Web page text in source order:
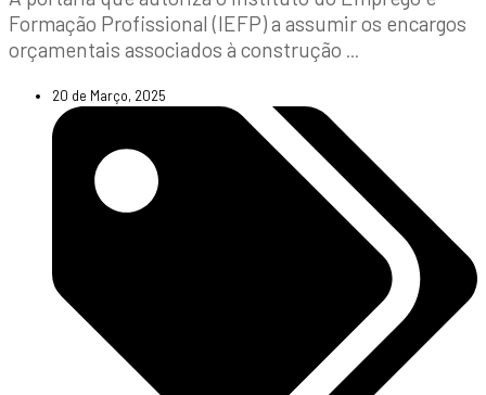
Formação Profissional (IEFP) a assumir os encargos
orçamentais associados à construção
20 de Março, 2025